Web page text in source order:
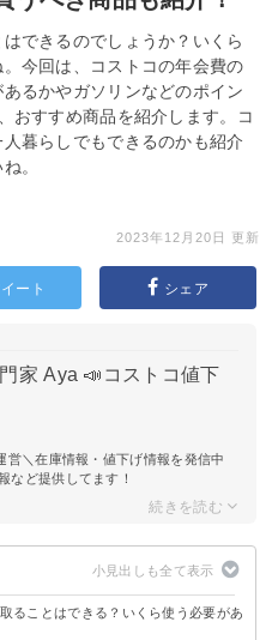
できるのでしょうか？いくら
今回は、コストコの年会費の
るかやガソリンなどのポイン
おすすめ商品を紹介します。コ
暮らしでもできるのかも紹介
。
2023年12月20日 更新
ート シェア
家 Aya 📣コストコ値下
営＼在庫情報・値下げ情報を発信中
など提供してます！
ることはできる？いくら使う必要があ